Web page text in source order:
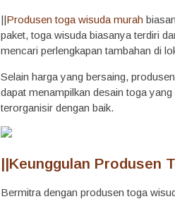
||Produsen toga wisuda murah
paket, toga wisuda biasanya terdiri
mencari perlengkapan tambahan di
Selain harga yang bersaing,
dapat menampilkan desain toga
terorganisir dengan baik.
||Keunggulan Produsen
Bermitra dengan produsen toga